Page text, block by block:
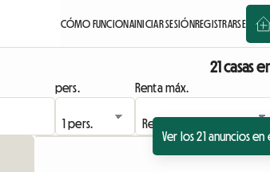
CÓMO FUNCIONAINICIAR SESIÓNREGISTRARSE
21 casas
pers.
Renta máx.
Ver los 21 anuncios